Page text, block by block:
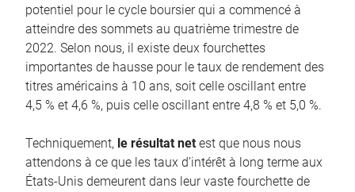
potentiel pour le cycle boursier qui a commencé à
atteindre des sommets au quatrième trimestre de
2022. Selon nous, il existe deux fourchettes
importantes de hausse pour le taux de rendement des
titres américains à 10 ans, soit celle oscillant entre
4,5 % et 4,6 %, puis celle oscillant entre 4,8 % et 5,0 %.
Techniquement, le résultat net est que nous nous
attendons à ce que les taux d’intérêt à long terme aux
États-Unis demeurent dans leur vaste fourchette de